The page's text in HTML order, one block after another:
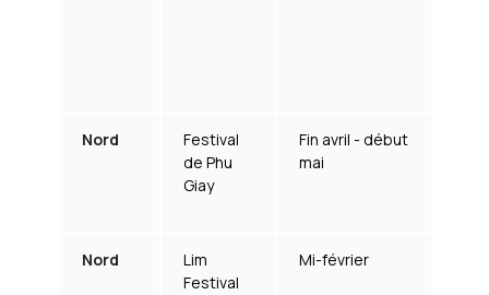
Nord
Festival
de Phu
Giay
Fin avril - début
mai
Nord
Lim
Festival
Mi-février